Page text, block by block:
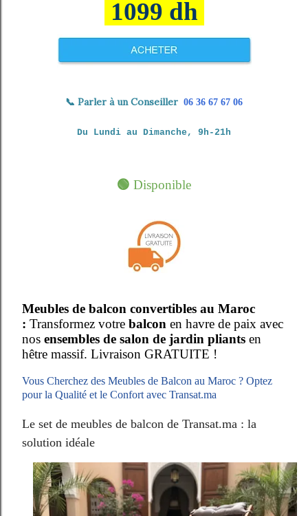
1099 dh
📞 Parler à un Conseiller 06 36 67 67 06
Du Lundi au Dimanche, 9h-21h
🟢 Disponible
Meubles de balcon convertibles au Maroc
: Transformez votre balcon en havre de paix avec
nos ensembles de salon de jardin pliants en
hêtre massif. Livraison GRATUITE !
Vous Cherchez des Meubles de Balcon au Maroc ? Optez
pour la Qualité et le Confort avec Transat.ma
Le set de meubles de balcon de Transat.ma : la
solution idéale